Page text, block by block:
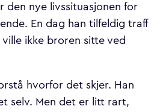
den nye livssituasjonen for
En dag han tilfeldig traff
ville ikke broren sitte ved
hvorfor det skjer. Han
selv. Men det er litt rart,